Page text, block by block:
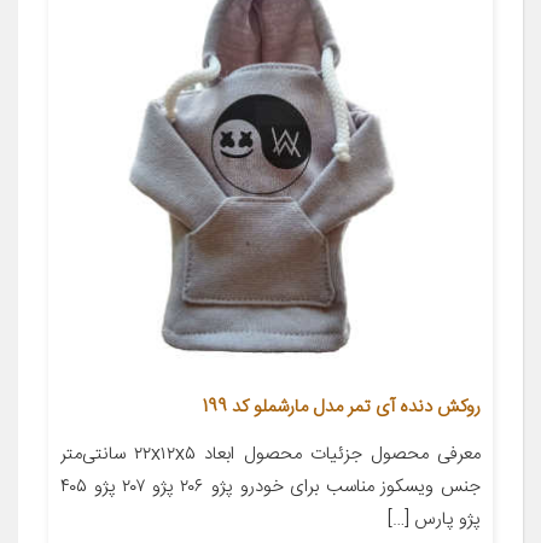
روکش دنده آی تمر مدل مارشملو کد 199
معرفی محصول جزئیات محصول ابعاد ۲۲x۱۲x۵ سانتی‌متر
جنس ویسکوز مناسب برای خودرو پژو ۲۰۶ پژو ۲۰۷ پژو ۴۰۵
پژو پارس […]